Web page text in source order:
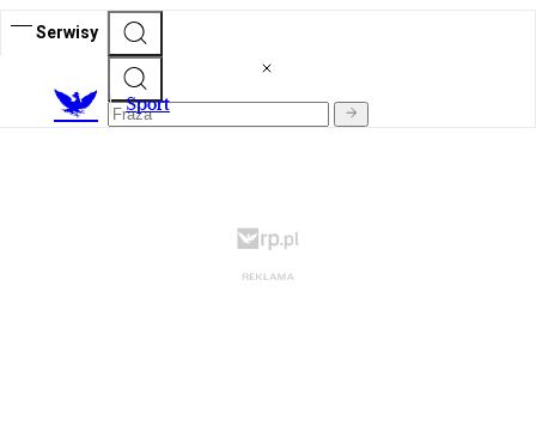
Serwisy
Sport